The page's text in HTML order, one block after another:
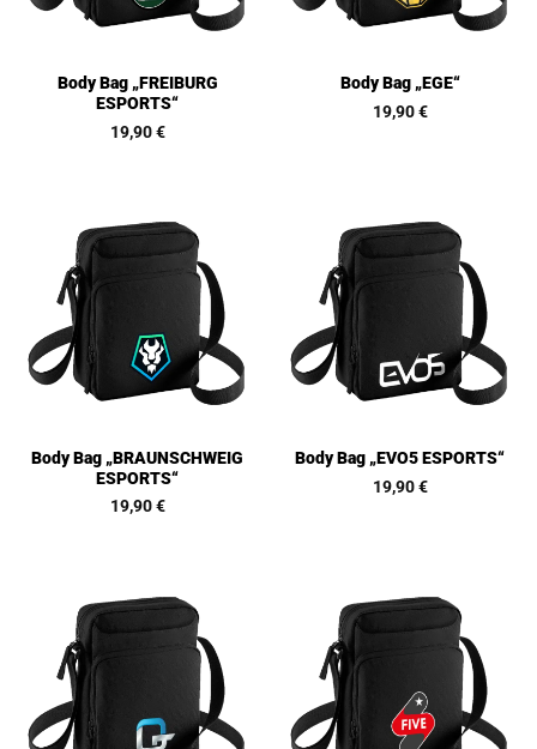
Body Bag „FREIBURG
ESPORTS“
19,90€
Body Bag „EGE“
19,90€
Body Bag „BRAUNSCHWEIG
ESPORTS“
19,90€
Body Bag „EVO5 ESPORTS“
19,90€